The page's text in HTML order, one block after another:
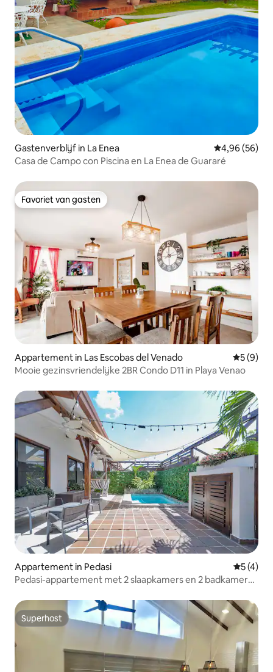
Gastenverblijf in La Enea Gemiddelde
4,96 (56)
Casa de Campo con Piscina en La Enea de Guararé
Favoriet van gasten
Favoriet van gasten
Appartement in Las Escobas del Venado
5 (9)
Mooie gezinsvriendelijke 2BR Condo D11 in Playa Venao
Appartement in Pedasi
5 (4)
Pedasi-appartement met 2 slaapkamers en 2 badkamers |
Superhost
Superhost